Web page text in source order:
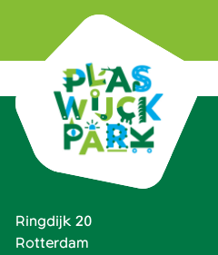
Ringdijk 20
Rotterdam